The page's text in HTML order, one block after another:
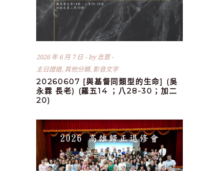
2026 年 6 月 7 日 by志恩
主日證道, 其他分類, 影音文字
20260607 [與基督同類型的生命] (吳
永霖 長老) (羅五14 ；八28-30；加二
20)